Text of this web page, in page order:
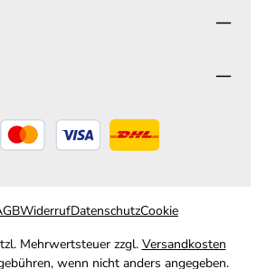
WiderrufDatenschutzCookie
Mehrwertsteuer zzgl. Versandkosten
wenn nicht anders angegeben.